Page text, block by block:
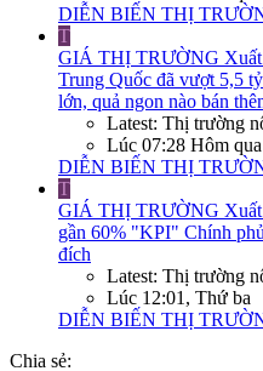
DIỄN BIẾN THỊ
T
GIÁ THỊ TRƯỜNG
Trung Quốc đã vượt 5,5
lớn, quả ngon nào bán
Latest: Thị trường
Lúc 07:28 Hôm qua
DIỄN BIẾN THỊ
T
GIÁ THỊ TRƯỜNG
gần 60% "KPI" Chính
đích
Latest: Thị trường
Lúc 12:01, Thứ ba
DIỄN BIẾN THỊ
Chia sẻ: